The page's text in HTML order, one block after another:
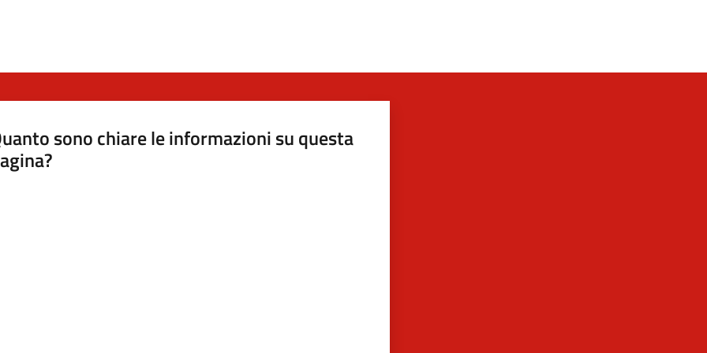
sono chiare le informazioni su questa